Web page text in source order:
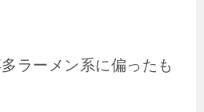
ラーメン系に偏ったも